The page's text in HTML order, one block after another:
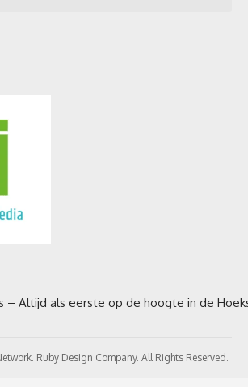
Ruby Design Company. All Rights Reserved.